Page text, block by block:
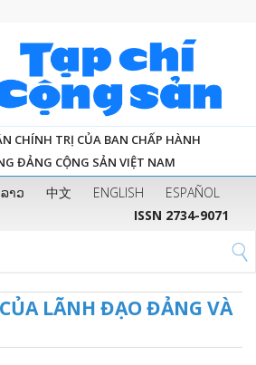
CHÍNH TRỊ CỦA BAN CHẤP HÀNH
ĐẢNG CỘNG SẢN VIỆT NAM
າວ 中文 ENGLISH
ESPAÑOL
ISSN 2734-9071
LÃNH ĐẠO ĐẢNG VÀ